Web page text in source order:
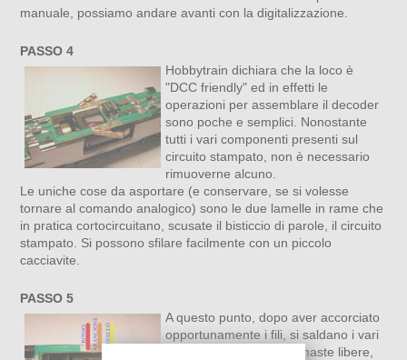
manuale, possiamo andare avanti con la digitalizzazione.
PASSO 4
Hobbytrain dichiara che la loco è
"DCC friendly" ed in effetti le
operazioni per assemblare il decoder
sono poche e semplici. Nonostante
tutti i vari componenti presenti sul
circuito stampato, non è necessario
rimuoverne alcuno.
Le uniche cose da asportare (e conservare, se si volesse
tornare al comando analogico) sono le due lamelle in rame che
in pratica cortocircuitano, scusate il bisticcio di parole, il circuito
stampato. Si possono sfilare facilmente con un piccolo
cacciavite.
PASSO 5
A questo punto, dopo aver accorciato
opportunamente i fili, si saldano i vari
cavetti alle 6 piazzole rimaste libere,